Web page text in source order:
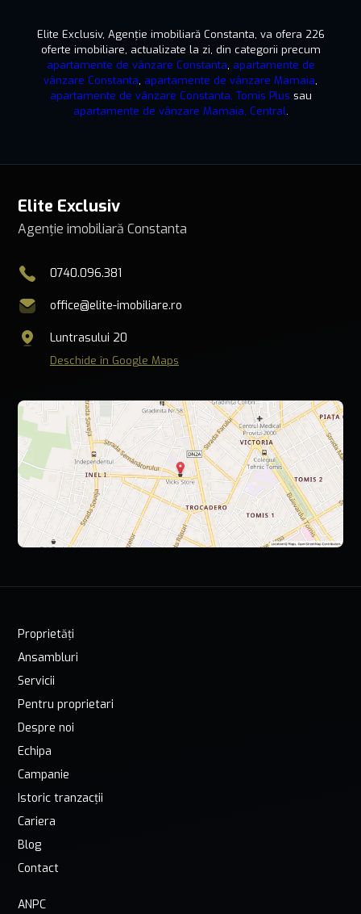
Elite Exclusiv, Agenție imobiliară Constanta, va ofera 226
oferte imobiliare, actualizate la zi, din categorii precum
apartamente de vânzare Constanta, apartamente de
vânzare Constanta, apartamente de vânzare Mamaia,
apartamente de vânzare Constanta, Tomis Plus sau
apartamente de vânzare Mamaia, Central.
Elite Exclusiv
Agenție imobiliară Constanta
0740.096.381
office@elite-imobiliare.ro
Luntrasului 20
Deschide în Google Maps
Proprietăți
Ansambluri
Servicii
Pentru proprietari
Despre noi
Echipa
Campanie
Istoric tranzacții
Cariera
Blog
Contact
ANPC